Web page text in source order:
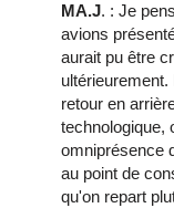
MA.J. : Je
avions
aurait pu être
retour en
technologique,
omniprésence
au point de
qu'on repart